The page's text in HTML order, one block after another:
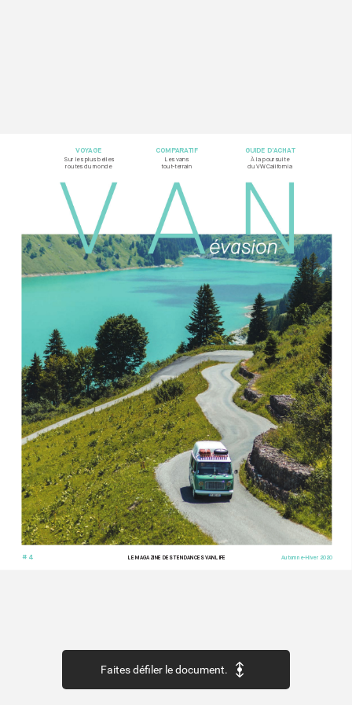
LE MAGAZINE DES TENDANCES VANLIFE
# 4 Automne-Hiver 2020
VOYAGE
Sur les plus belles
routes du monde
GUIDE D’ACHAT
À la poursuite
du VW California
COMPARATIF
Les vans
tout-terrain
Faites défiler le document.